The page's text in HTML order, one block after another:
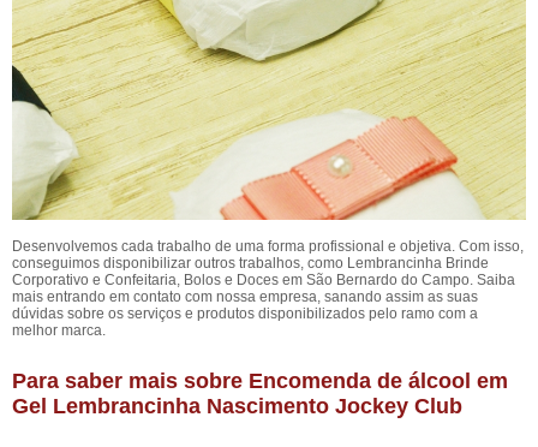
Desenvolvemos cada trabalho de uma forma profissional e objetiva. Com isso,
conseguimos disponibilizar outros trabalhos, como Lembrancinha Brinde
Corporativo e Confeitaria, Bolos e Doces em São Bernardo do Campo. Saiba
mais entrando em contato com nossa empresa, sanando assim as suas
dúvidas sobre os serviços e produtos disponibilizados pelo ramo com a
melhor marca.
Para saber mais sobre Encomenda de álcool em
Gel Lembrancinha Nascimento Jockey Club